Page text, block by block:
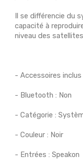
Il se différencie du
capacité à
niveau des
- Accessoires inclus
- Bluetooth : Non
- Catégorie :
- Couleur : Noir
- Entrées : Speakon